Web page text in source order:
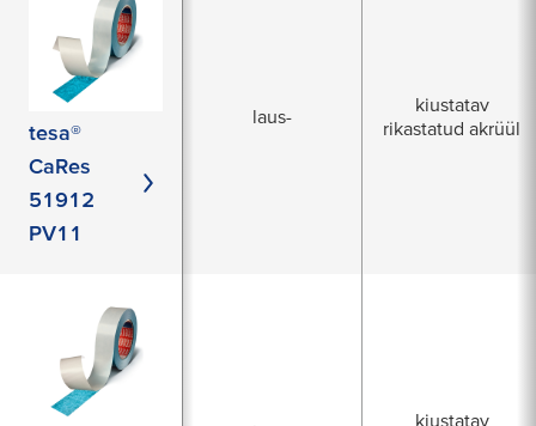
tesa®
CaRes
51912
PV11
laus-
kiustatav
rikastatud akrüül
kiustatav